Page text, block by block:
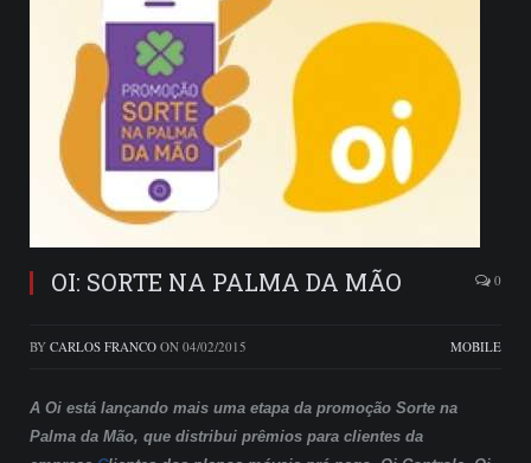
OI: SORTE NA PALMA DA MÃO 0
BY CARLOS FRANCO ON 04/02/2015 MOBILE
A Oi está lançando mais uma etapa da promoção Sorte na
Palma da Mão, que distribui prêmios para clientes da